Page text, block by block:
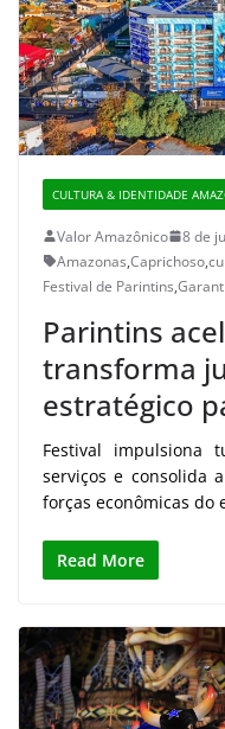
CULTURA & IDENTIDADE
Valor Amazônico 8 de
Amazonas,Caprichoso,
Festival de Parintins,
Parintins
transforma
estratégico
Festival impulsiona
serviços e consolida
forças econômicas do
Read More